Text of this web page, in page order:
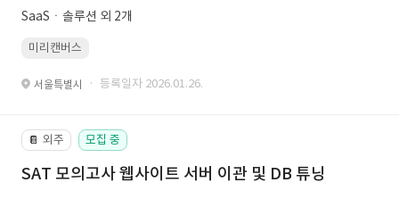
SaaSㆍ솔루션 외 2개
미리캔버스
서울특별시 · 등록일자 2026.01.26.
📔 외주 모집 중
SAT 모의고사 웹사이트 서버 이관 및 DB 튜닝